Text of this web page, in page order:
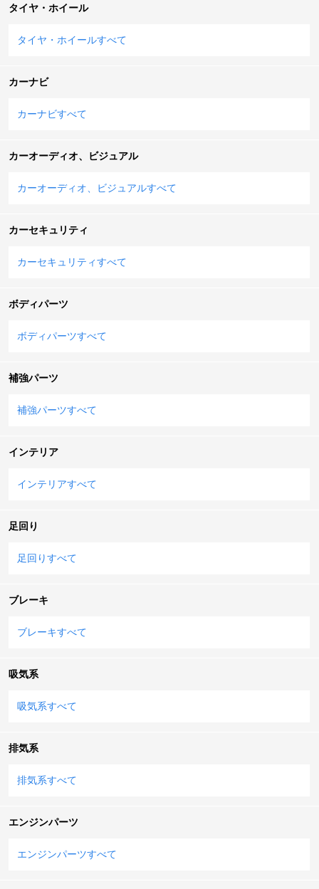
タイヤ・ホイール
タイヤ・ホイールすべて
カーナビ
カーナビすべて
カーオーディオ、ビジュアル
カーオーディオ、ビジュアルすべて
カーセキュリティ
カーセキュリティすべて
ボディパーツ
ボディパーツすべて
補強パーツ
補強パーツすべて
インテリア
インテリアすべて
足回り
足回りすべて
ブレーキ
ブレーキすべて
吸気系
吸気系すべて
排気系
排気系すべて
エンジンパーツ
エンジンパーツすべて